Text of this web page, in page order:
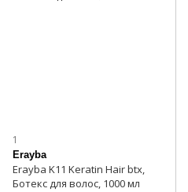
1
Erayba
Erayba K11 Keratin Hair btx,
Ботекс для волос, 1000 мл